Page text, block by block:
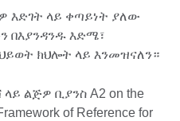
እድገት ላይ ቀጣይነት ያለው
በእያንዳንዱ እድሜ፣
ክህሎት ላይ እንመዝናለን።
ልጅዎ ቢያንስ A2 on the
of Reference for